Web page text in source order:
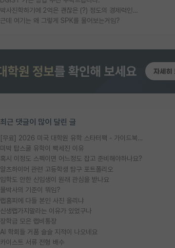
박사진학하기에 2억은 괜찮은 (?) 정도의 경제력인가요
근데 여기는 왜 그렇게 SPK를 물어보는거임?
최근 댓글이 많이 달린 글
[무료] 2026 미국 대학원 유학 스타터팩 - 가이드북 & 합격자 컨택메일 템플릿
미박 탑스쿨 유학이 빡세진 이유
혹시 이정도 스펙이면 어느정도 잡고 준비해야하나요?
알츠하이머 관련 고등학생 탐구 포트폴리오
입학도 안한 신입생이 원래 관심을 받나요
물박사의 기준이 뭐임?
랩홈피에 다들 본인 사진 올리냐
신생랩가지말라는 이유가 있었구나
장학금 모은 랩비통장
AI 학회들 거품 슬슬 지적이 나오네요
카이스트 서류 전형 배수